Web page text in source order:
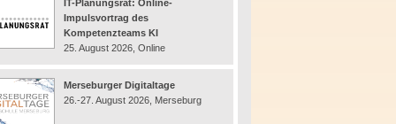
IT-Planungsrat: Online-
Impulsvortrag des
Kompetenzteams KI
25. August 2026, Online
Merseburger Digitaltage
26.-27. August 2026, Merseburg